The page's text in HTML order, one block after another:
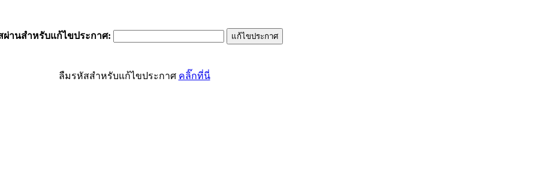
ผ่านสำหรับแก้ไขประกาศ:
ลืมรหัสสำหรับแก้ไขประกาศ คลิ๊กที่นี่